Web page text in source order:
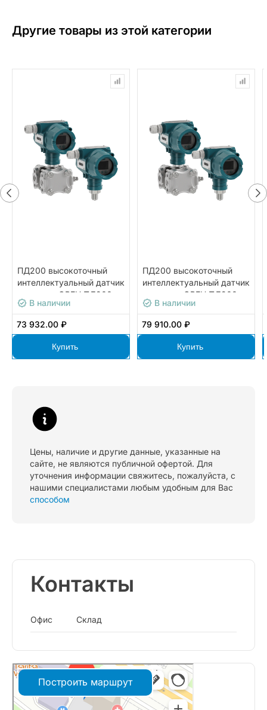
Другие товары из этой категории
ПД200 высокоточный
интеллектуальный датчик
давления ОВЕН ПД200-
ДД0,04-155-0,25-2-Н
В наличии
73 932.00 ₽
Купить
ПД200 высокоточный
интеллектуальный датчик
давления ОВЕН ПД200-
ДД2,0-155-0,1-2-Н
В наличии
79 910.00 ₽
Купить
Цены, наличие и другие данные, указанные на
сайте, не являются публичной офертой. Для
уточнения информации свяжитесь, пожалуйста, с
нашими специалистами любым удобным для Вас
способом
Контакты
Офис Склад
Построить маршрут